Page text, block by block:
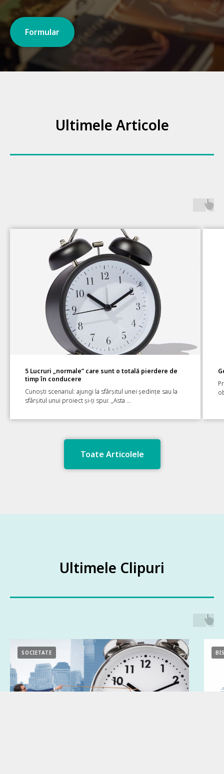
Formular
Ultimele Articole
5 Lucruri „normale” care sunt o totală pierdere de
timp în conducere
Cunoști scenariul: ajungi la sfârșitul unei ședințe sau la
sfârșitul unui proiect și-ți spui: „Asta ...
Toate Articolele
Ultimele Clipuri
SOCIETATE